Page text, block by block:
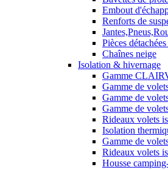
Embout
Renforts de
Pièces
Chaînes neige
Isolation & hivernage
Gamme
Gamme de
Gamme de
Gamme de
Rideaux volets
Isolation
Gamme de
Rideaux volets
Housse